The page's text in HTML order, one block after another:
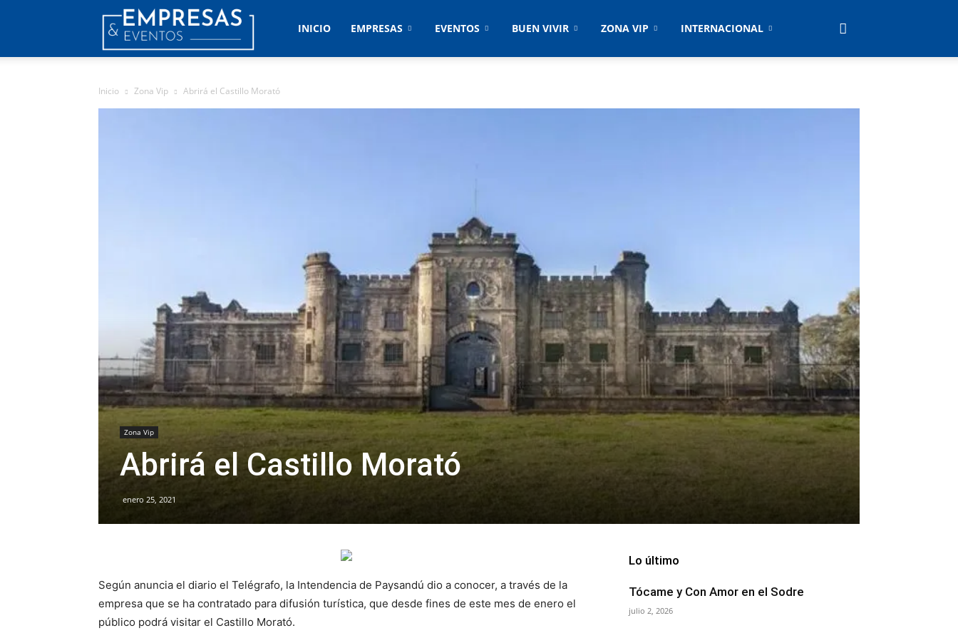
Empresas
&
INICIO EMPRESAS EVENTOS BUEN VIVIR ZONA VIP INTERNACIONAL
Inicio Zona Vip Abrirá el Castillo Morató
Zona Vip
Abrirá el Castillo Morató
enero 25, 2021
Según anuncia el diario el Telégrafo, la Intendencia de Paysandú dio a conocer, a través de la
empresa que se ha contratado para difusión turística, que desde fines de este mes de enero el
público podrá visitar el Castillo Morató.
Lo último
Tócame y Con Amor en el Sodre
julio 2, 2026